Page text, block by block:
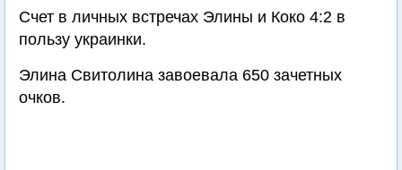
Счет в личных встречах Элины и Коко 4:2 в
пользу украинки.
Элина Свитолина завоевала 650 зачетных
очков.